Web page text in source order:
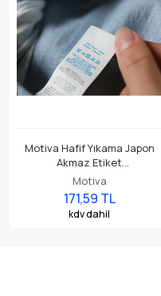
Motiva Hafif Yıkama Japon
Akmaz Etiket
(20mmx200mt.HafifYıkama)
Motiva
171,59 TL
kdv dahil